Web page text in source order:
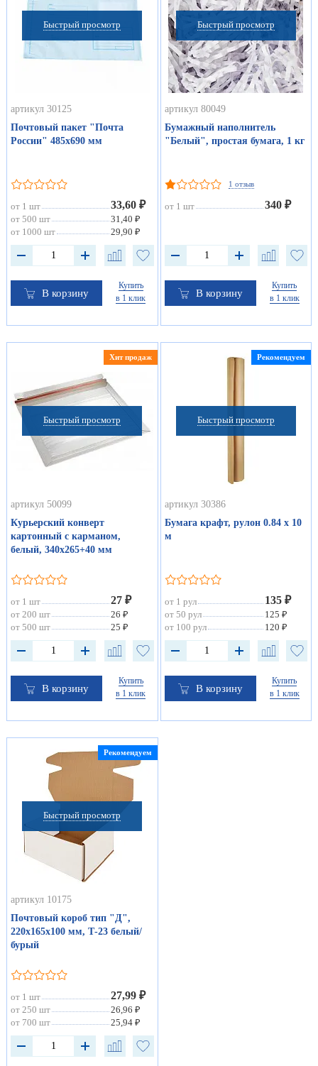
Быстрый просмотр
артикул 30125
Почтовый пакет "Почта
России" 485х690 мм
от 1 шт 33,60 ₽
от 500 шт
31,40 ₽
от 1000 шт
29,90 ₽
В корзину
Купить
в 1 клик
Быстрый просмотр
артикул 80049
Бумажный наполнитель
"Белый", простая бумага, 1 кг
1 отзыв
от 1 шт 340 ₽
В корзину
Купить
в 1 клик
Быстрый просмотр
Хит продаж
артикул 50099
Курьерский конверт
картонный с карманом,
белый, 340х265+40 мм
от 1 шт 27 ₽
от 200 шт
26 ₽
от 500 шт
25 ₽
В корзину
Купить
в 1 клик
Быстрый просмотр
Рекомендуем
артикул 30386
Бумага крафт, рулон 0.84 х 10
м
от 1 рул 135 ₽
от 50 рул
125 ₽
от 100 рул
120 ₽
В корзину
Купить
в 1 клик
Быстрый просмотр
Рекомендуем
артикул 10175
Почтовый короб тип "Д",
220х165х100 мм, Т-23 белый/
бурый
от 1 шт 27,99 ₽
от 250 шт
26,96 ₽
от 700 шт
25,94 ₽